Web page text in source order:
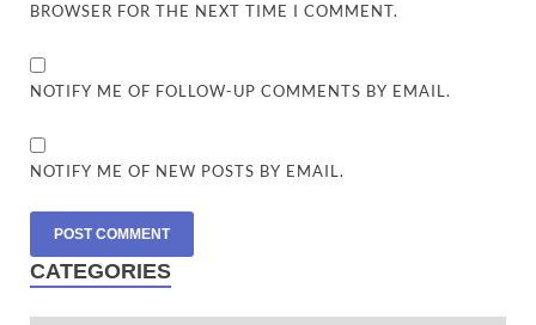
BROWSER FOR THE NEXT TIME I COMMENT.
NOTIFY ME OF FOLLOW-UP COMMENTS BY EMAIL.
NOTIFY ME OF NEW POSTS BY EMAIL.
CATEGORIES